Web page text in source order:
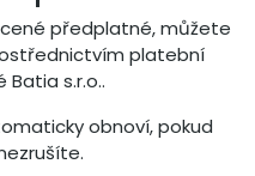
předplatné, můžete
platební
s.r.o..
obnoví, pokud